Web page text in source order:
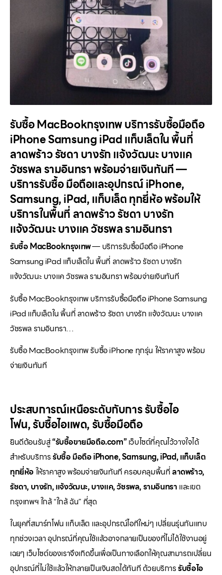
รับซื้อ MacBookกรุงเทพ บริการรับซื้อมือถือ
iPhone Samsung iPad แท็บเล็ตใน พื้นที่
ลาดพร้าว รัชดา บางรัก แจ้งวัฒนะ บางแค
วัชรพล รามอินทรา พร้อมจ่ายเงินทันที —
บริการรับซื้อ มือถือและอุปกรณ์ iPhone,
Samsung, iPad, แท็บเล็ต ทุกยี่ห้อ พร้อมให้
บริการในพื้นที่ ลาดพร้าว รัชดา บางรัก
แจ้งวัฒนะ บางแค วัชรพล รามอินทรา
รับซื้อ MacBookกรุงเทพ— บริการรับซื้อมือถือ iPhone
Samsung iPad แท็บเล็ตใน พื้นที่ ลาดพร้าว รัชดา บางรัก
แจ้งวัฒนะ บางแค วัชรพล รามอินทรา พร้อมจ่ายเงินทันที
รับซื้อ MacBookกรุงเทพ บริการรับซื้อมือถือ iPhone Samsung
iPad แท็บเล็ตใน พื้นที่ ลาดพร้าว รัชดา บางรัก แจ้งวัฒนะ บางแค
วัชรพล รามอินทรา…
รับซื้อ MacBookกรุงเทพ รับซื้อ iPhone ทุกรุ่น ให้ราคาสูง พร้อม
จ่ายเงินทันที
ประสบการณ์เหนือระดับกับการรับซื้อไอ
โฟน,รับซื้อไอแพด,รับซื้อมือถือ
ยินดีต้อนรับสู่“รับซื้อขายมือถือ.com”เว็บไซต์ที่คุณไว้วางใจได้
สำหรับบริการรับซื้อ มือถือ iPhone, Samsung, iPad, แท็บเล็ต
ทุกยี่ห้อให้ราคาสูง พร้อมจ่ายเงินทันที ครอบคลุมพื้นที่ลาดพร้าว,
รัชดา, บางรัก, แจ้งวัฒนะ, บางแค, วัชรพล, รามอินทรา และเขต
กรุงเทพฯ ใกล้ “ใกล้ ฉัน” ที่สุด
ในยุคที่สมาร์ทโฟน แท็บเล็ต และอุปกรณ์ไอทีใหม่ๆ เปลี่ยนรุ่นกันแทบ
ทุกช่วงเวลา อุปกรณ์ที่คุณใช้แล้วอาจกลายเป็นของที่ไม่ได้ใช้งานอยู่
เฉยๆ เว็บไซต์ของเราจึงเกิดขึ้นเพื่อเป็นทางเลือกให้คุณสามารถเปลี่ยน
อุปกรณ์ที่ไม่ใช้แล้วให้กลายเป็นเงินสดได้ทันที ด้วยบริการรับซื้อไอ